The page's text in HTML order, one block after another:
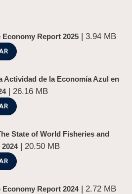
Economy Report 2025 | 3.94 MB
Actividad de la Economía Azul en
| 26.16 MB
State of World Fisheries and
| 20.50 MB
Economy Report 2024| 2.72 MB